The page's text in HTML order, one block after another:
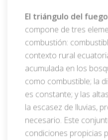
El triángulo del
compone de tres
combustión:
contexto rural
acumulada en los
como combustible; la
es constante; y las
la escasez de lluvias,
necesario. Este
condiciones propicias